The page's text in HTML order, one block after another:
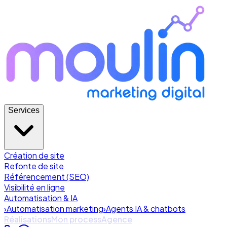
Services
Création de site
Refonte de site
Référencement (SEO)
Visibilité en ligne
Automatisation & IA
›Automatisation marketing›Agents IA & chatbots
RéalisationsMon processAgence